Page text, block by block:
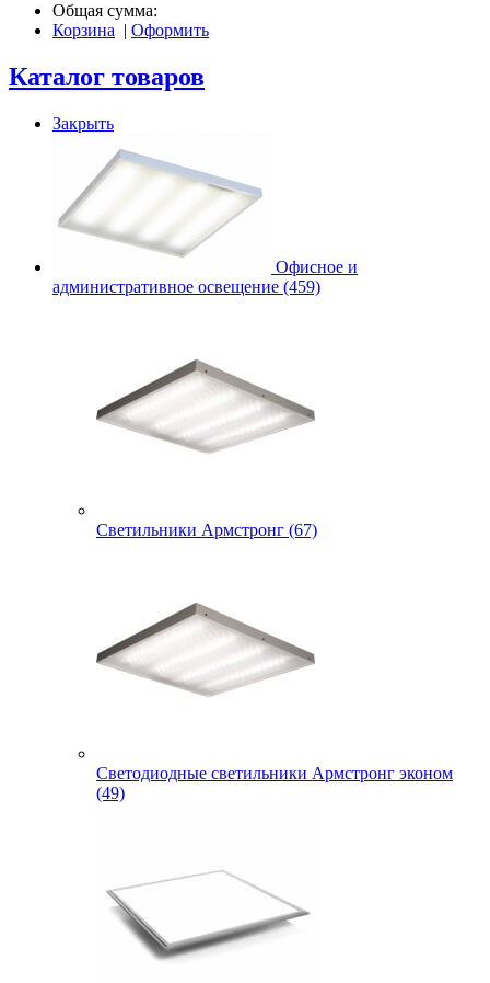
Общая сумма:
Корзина | Оформить
Каталог товаров
Закрыть
Офисное и
административное освещение (459)
Светильники Армстронг (67)
Светодиодные светильники Армстронг эконом
(49)